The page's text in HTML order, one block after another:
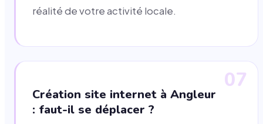
réalité de votre activité locale.
07
Création site internet à Angleur
: faut-il se déplacer ?